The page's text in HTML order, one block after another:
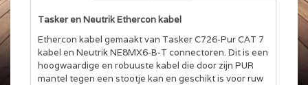
Tasker en Neutrik Ethercon kabel
Ethercon kabel gemaakt van Tasker C726-Pur CAT 7
kabel en Neutrik NE8MX6-B-T connectoren. Dit is een
hoogwaardige en robuuste kabel die door zijn PUR
mantel tegen een stootje kan en geschikt is voor ruw